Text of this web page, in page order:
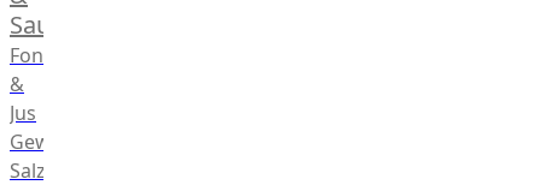
Saucen
Fonds
&
Jus
Gewürze
Salz